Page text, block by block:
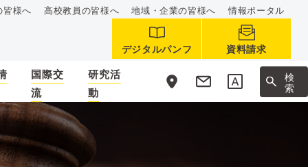
皆様へ 高校教員の皆様へ 地域・企業の皆様へ 情報ポータル
デジタルパンフ 資料請求
国際交
流
研究活
動
サ
イ
ト
内
検
索